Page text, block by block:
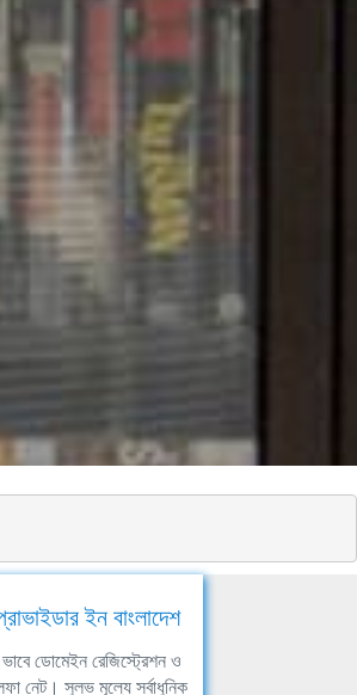
ইন বাংলাদেশ
ভাবে ডোমেইন রেজিস্ট্রেশন ও
নেট। সুলভ মূল্যে সর্বাধুনিক